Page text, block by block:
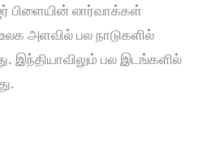
பிளையின் லார்வாக்கள்
அளவில் பல நாடுகளில்
இந்தியாவிலும் பல இடங்களில்